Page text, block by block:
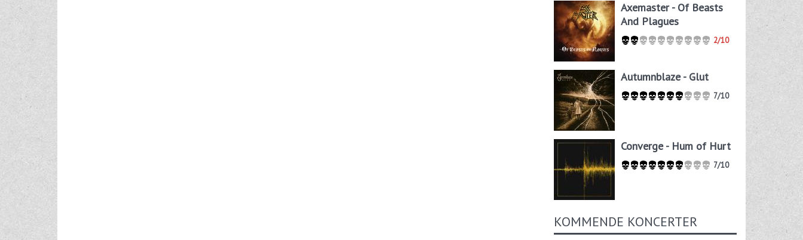
Axemaster - Of Beasts
And Plagues
2/10
Autumnblaze - Glut
7/10
Converge - Hum of Hurt
7/10
KOMMENDE KONCERTER